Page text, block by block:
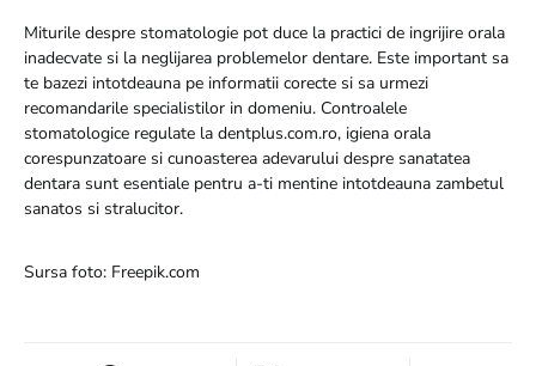
Miturile despre stomatologie pot duce la practici de ingrijire orala
inadecvate si la neglijarea problemelor dentare. Este important sa
te bazezi intotdeauna pe informatii corecte si sa urmezi
recomandarile specialistilor in domeniu. Controalele
stomatologice regulate la dentplus.com.ro, igiena orala
corespunzatoare si cunoasterea adevarului despre sanatatea
dentara sunt esentiale pentru a-ti mentine intotdeauna zambetul
sanatos si stralucitor.
Sursa foto: Freepik.com